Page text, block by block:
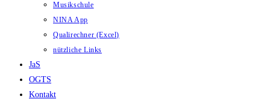
Musikschule
NINA App
Qualirechner (Excel)
nützliche Links
JaS
OGTS
Kontakt